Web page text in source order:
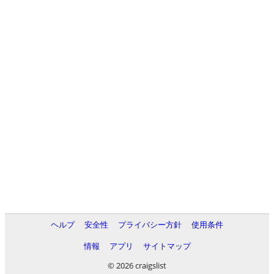
ヘルプ 安全性 プライバシー方針
使用条件
情報
アプリ
サイトマップ
© 2026 craigslist